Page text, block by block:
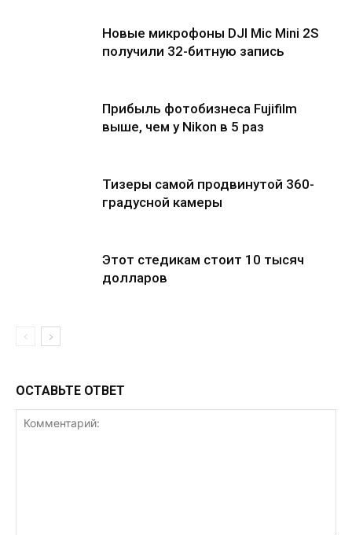
Новые микрофоны DJI Mic Mini 2S
получили 32-битную запись
Прибыль фотобизнеса Fujifilm
выше, чем у Nikon в 5 раз
Тизеры самой продвинутой 360-
градусной камеры
Этот стедикам стоит 10 тысяч
долларов
ОСТАВЬТЕ ОТВЕТ